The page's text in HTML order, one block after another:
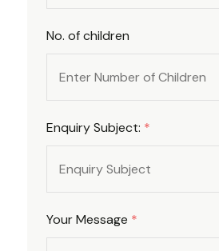
No. of children
Enquiry Subject: *
Your Message *